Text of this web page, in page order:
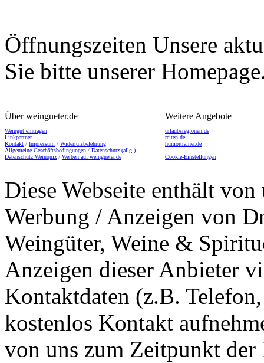
Öffnungszeiten Unsere
Sie bitte unserer
Über weingueter.de
Weingut eintragen
Linkpartner
Kontakt / Impressum / Widerrufsbelehrung
Allgemeine Geschäftsbedingungen / Datenschutz (allg.)
Datenschutz Weinquiz / Werben auf weingueter.de
Weitere Angebote
urlaubsregionen.de
reiten.de
humortrainer.de
Cookie-Einstellungen
Diese Webseite enthält
Werbung / Anzeigen von
Weingüter, Weine &
Anzeigen dieser Anbieter
Kontaktdaten (z.B.
kostenlos Kontakt
von uns zum Zeitpunkt